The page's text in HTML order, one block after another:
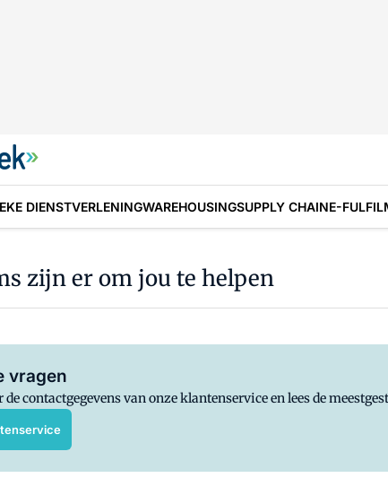
DIENSTVERLENINGWAREHOUSINGSUPPLY CHAINE-
zijn er om jou te helpen
vragen
contactgegevens van onze klantenservice en lees de